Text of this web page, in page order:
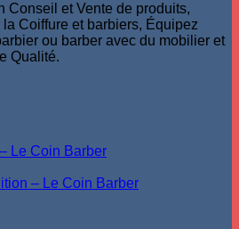
Conseil et Vente de produits,
Coiffure et barbiers, Équipez
ou barber avec du mobilier et
Qualité.
Le Coin Barber
– Le Coin Barber